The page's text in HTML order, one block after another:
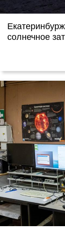
солнечное